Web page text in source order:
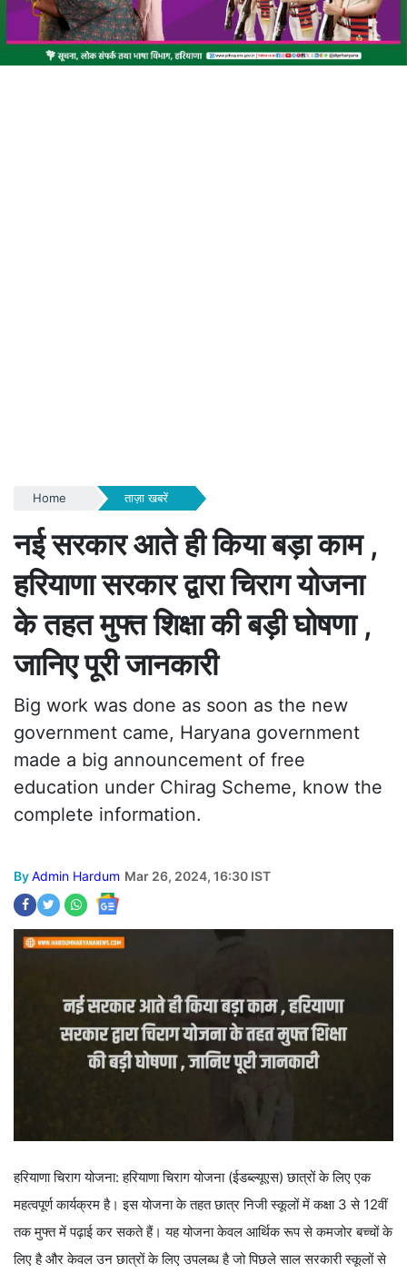
Home ताज़ा खबरें
नई सरकार आते ही किया बड़ा काम ,
हरियाणा सरकार द्वारा चिराग योजना
के तहत मुफ्त शिक्षा की बड़ी घोषणा ,
जानिए पूरी जानकारी
Big work was done as soon as the new
government came, Haryana government
made a big announcement of free
education under Chirag Scheme, know the
complete information.
ByAdmin Hardum Mar 26, 2024, 16:30 IST
हरियाणा चिराग योजना: हरियाणा चिराग योजना (ईडब्ल्यूएस) छात्रों के लिए एक
महत्वपूर्ण कार्यक्रम है। इस योजना के तहत छात्र निजी स्कूलों में कक्षा 3 से 12वीं
तक मुफ्त में पढ़ाई कर सकते हैं। यह योजना केवल आर्थिक रूप से कमजोर बच्चों के
लिए है और केवल उन छात्रों के लिए उपलब्ध है जो पिछले साल सरकारी स्कूलों से